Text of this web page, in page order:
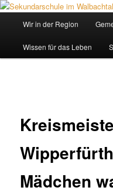
Zum
wechseln
Wir in der Region
Wissen für das Leben
Mädchen